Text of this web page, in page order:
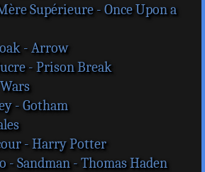
Supérieure - Once Upon a
- Arrow
- Prison Break
- Gotham
- Harry Potter
Sandman - Thomas Haden